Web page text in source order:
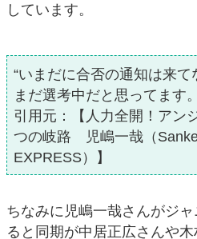
しています。
“いまだに合否の通知は来
まだ選考中だと思ってます
引用元：【人力全開！アン
つの岐路 児嶋一哉（
EXPRESS）】
ちなみに児嶋一哉さんがジ
ると同期が中居正広さんや